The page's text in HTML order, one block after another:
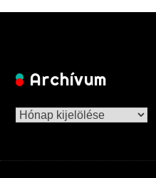
Archívum
Archívum